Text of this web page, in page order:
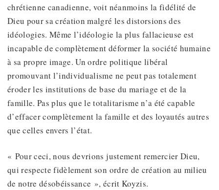
chrétienne canadienne, voit néanmoins la fidélité de
Dieu pour sa création malgré les distorsions des
idéologies. Même l’idéologie la plus fallacieuse est
incapable de complètement déformer la société humaine
à sa propre image. Un ordre politique libéral
promouvant l’individualisme ne peut pas totalement
éroder les institutions de base du mariage et de la
famille. Pas plus que le totalitarisme n’a été capable
d’effacer complètement la famille et des loyautés autres
que celles envers l’état.
« Pour ceci, nous devrions justement remercier Dieu,
qui respecte fidèlement son ordre de création au milieu
de notre désobéissance », écrit Koyzis.